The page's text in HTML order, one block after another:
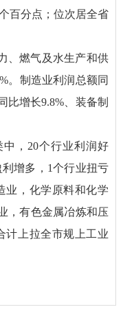
百分点；位次居全省
、燃气及水生产和供
。制造业利润总额同
比增长9.8%、装备制
，20个行业利润好
增多，1个行业扭亏
业，化学原料和化学
，有色金属冶炼和压
计上拉全市规上工业